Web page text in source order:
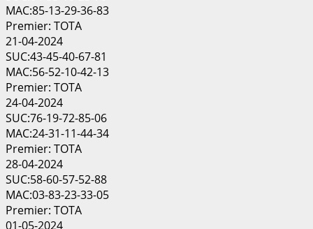
MAC:85-13-29-36-83
Premier: TOTA
21-04-2024
SUC:43-45-40-67-81
MAC:56-52-10-42-13
Premier: TOTA
24-04-2024
SUC:76-19-72-85-06
MAC:24-31-11-44-34
Premier: TOTA
28-04-2024
SUC:58-60-57-52-88
MAC:03-83-23-33-05
Premier: TOTA
01-05-2024